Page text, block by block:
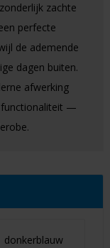
zachte
perfecte
de ademende
dagen buiten.
afwerking
functionaliteit —
donkerblauw